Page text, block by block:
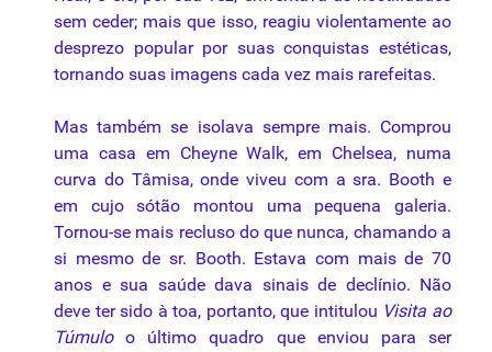
sem ceder; mais que isso, reagiu violentamente ao
desprezo popular por suas conquistas estéticas,
tornando suas imagens cada vez mais rarefeitas.
Mas também se isolava sempre mais. Comprou
uma casa em Cheyne Walk, em Chelsea, numa
curva do Tâmisa, onde viveu com a sra. Booth e
em cujo sótão montou uma pequena galeria.
Tornou-se mais recluso do que nunca, chamando a
si mesmo de sr. Booth. Estava com mais de 70
anos e sua saúde dava sinais de declínio. Não
deve ter sido à toa, portanto, que intitulou Visita ao
Túmuloo último quadro que enviou para ser